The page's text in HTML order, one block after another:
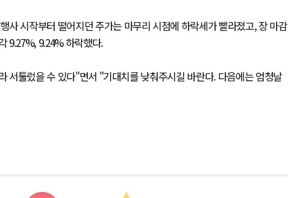
사 시작부터 떨어지던 주가는 마무리 시점에 하락세가 빨라졌고, 장 마감
9.27%, 9.24% 하락했다.
서툴렀을 수 있다"면서 "기대치를 낮춰주시길 바란다. 다음에는 엄청날